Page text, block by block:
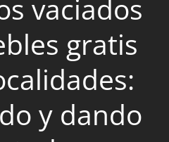
vaciados
gratis
y dando